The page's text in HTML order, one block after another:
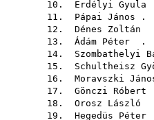
10. Erdélyi Gyula
11. Pápai János .
12. Dénes Zoltán
13. Ádám Péter .
14. Szombathelyi
15. Schultheisz
16. Moravszki
17. Gönczi Róbert
18. Orosz László
19. Hegedüs Péter